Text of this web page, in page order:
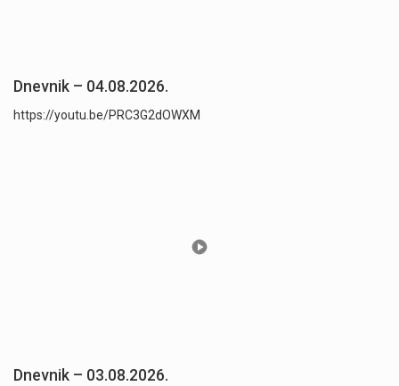
Dnevnik – 04.08.2026.
https://youtu.be/PRC3G2dOWXM
Dnevnik – 03.08.2026.